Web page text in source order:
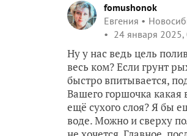
fomushonok
Евгения
24 января 2025,
Ну у нас ведь цель
весь ком? Если грунт
быстро впитывается,
Вашего горшочка какая
ещё сухого слоя? Я бы
воде. Можно и сверху